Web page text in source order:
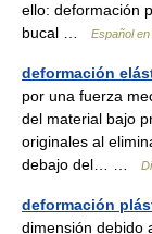
ello: deformación
bucal …
Español
deformación
por una fuerza
del material bajo
originales al
debajo del… …
deformación
dimensión debido